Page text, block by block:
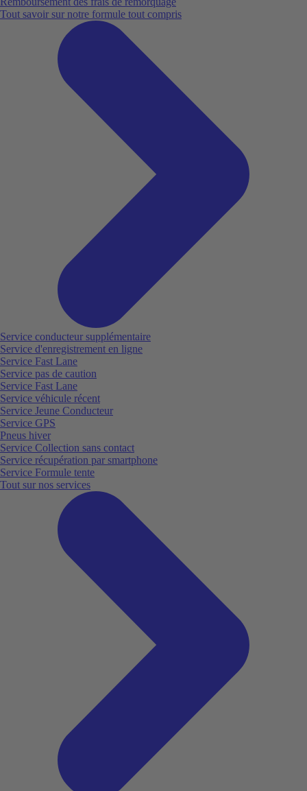
Tout savoir sur notre formule tout compris
Service conducteur supplémentaire
Service d'enregistrement en ligne
Service Fast Lane
Service pas de caution
Service Fast Lane
Service véhicule récent
Service Jeune Conducteur
Service GPS
Pneus hiver
Service Collection sans contact
Service récupération par smartphone
Service Formule tente
Tout sur nos services